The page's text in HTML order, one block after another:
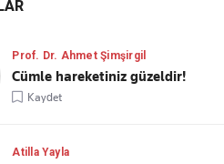
Prof. Dr. Ahmet Şimşirgil
Cümle hareketiniz güzeldir!
Kaydet
Atilla Yayla